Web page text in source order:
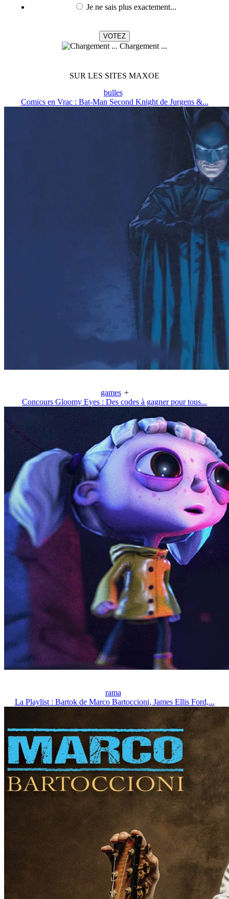
Je ne sais plus exactement...
Chargement ...
SUR LES SITES MAXOE
bulles
Comics en Vrac : Bat-Man Second Knight de Jurgens &...
games +
Concours Gloomy Eyes : Des codes à gagner pour tous...
rama
La Playlist : Bartok de Marco Bartoccioni, James Ellis Ford,...